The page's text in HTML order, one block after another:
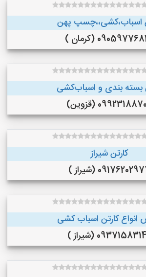
اسباب،کشی،،چسپ پهن
(کرمان )
بسته بندی و اسباب‌کشی
(قزوین)
کارتن شیراز
(شیراز )
انواع کارتن اسباب کشی
(شیراز )